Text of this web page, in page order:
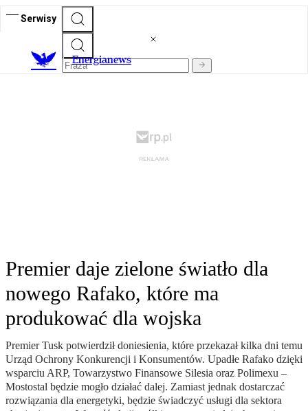
Serwisy
Energianews
Premier daje zielone światło dla
nowego Rafako, które ma
produkować dla wojska
Premier Tusk potwierdził doniesienia, które przekazał kilka dni temu
Urząd Ochrony Konkurencji i Konsumentów. Upadłe Rafako dzięki
wsparciu ARP, Towarzystwo Finansowe Silesia oraz Polimexu –
Mostostal będzie mogło działać dalej. Zamiast jednak dostarczać
rozwiązania dla energetyki, będzie świadczyć usługi dla sektora